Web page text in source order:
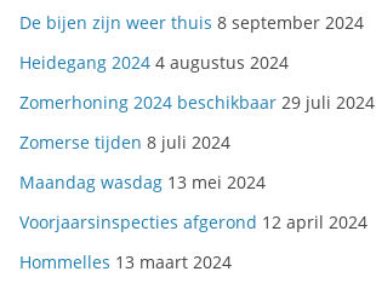
De bijen zijn weer thuis 8 september 2024
Heidegang 2024 4 augustus 2024
Zomerhoning 2024 beschikbaar 29 juli 2024
Zomerse tijden 8 juli 2024
Maandag wasdag 13 mei 2024
Voorjaarsinspecties afgerond 12 april 2024
Hommelles 13 maart 2024